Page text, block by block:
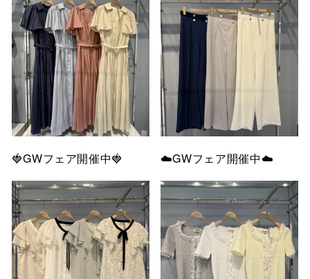
🍓GWフェア開催中🍓 ☁️GWフェア開催中☁️